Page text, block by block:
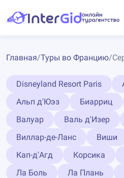
Главная/Туры во Францию/
Disneyland Resort Paris
Альп д'Юэз
Биарриц
Валуар
Валь д'Изер
Виллар-де-Ланс
Виши
Кап-д'Агд
Корсика
Ла Боль
Ла Плань